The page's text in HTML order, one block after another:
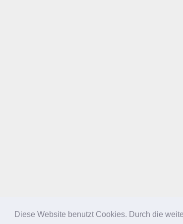
Diese Website benutzt Cookies. Durch die
NACH OBEN